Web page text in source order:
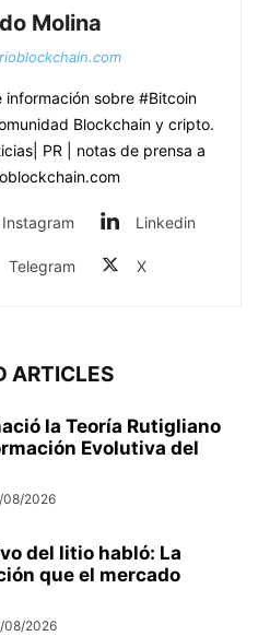
Molina
información sobre #Bitcoin
Blockchain y cripto.
PR | notas de prensa a
Instagram Linkedin
Telegram X
ARTICLES
la Teoría Rutigliano
Evolutiva del
08/2026
del litio habló: La
que el mercado
08/2026